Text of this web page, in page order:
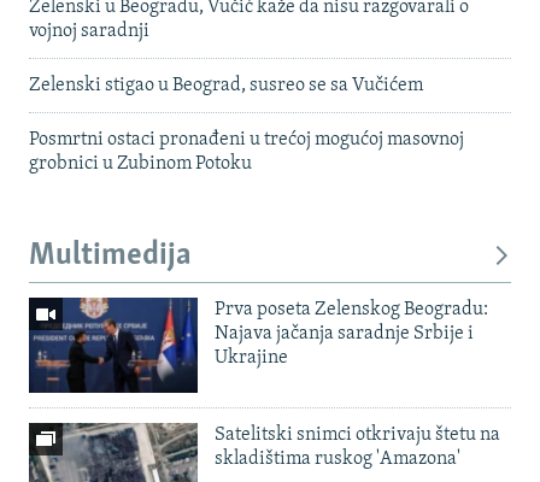
Zelenski u Beogradu, Vučić kaže da nisu razgovarali o
vojnoj saradnji
Zelenski stigao u Beograd, susreo se sa Vučićem
Posmrtni ostaci pronađeni u trećoj mogućoj masovnoj
grobnici u Zubinom Potoku
Multimedija
Prva poseta Zelenskog Beogradu:
Najava jačanja saradnje Srbije i
Ukrajine
Satelitski snimci otkrivaju štetu na
skladištima ruskog 'Amazona'